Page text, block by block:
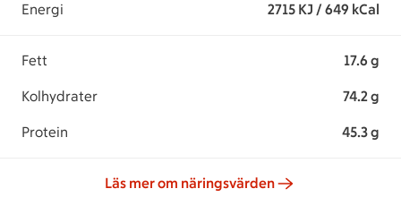
Energi 2715 KJ / 649 kCal
Fett 17.6 g
Kolhydrater 74.2 g
Protein 45.3 g
Läs mer om näringsvärden